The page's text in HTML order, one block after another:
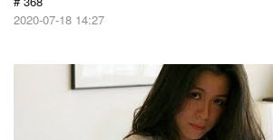
2020-07-18 14:27